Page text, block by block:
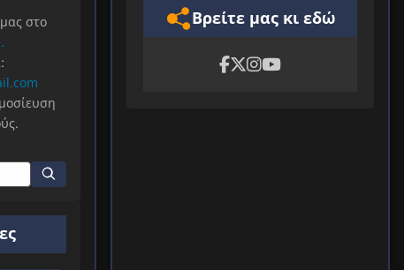
στο
Βρείτε μας κι εδώ